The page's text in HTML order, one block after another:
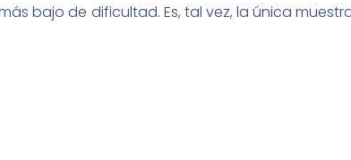
bajo de dificultad. Es, tal vez, la única